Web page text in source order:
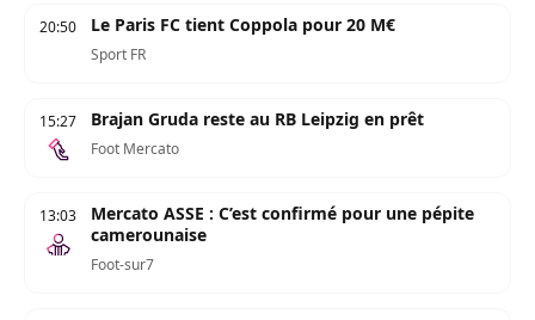
20:50 Le Paris FC tient Coppola pour 20 M€
Sport FR
15:27 Brajan Gruda reste au RB Leipzig en prêt
Foot Mercato
13:03
Mercato ASSE : C’est confirmé pour une pépite
camerounaise
Foot-sur7